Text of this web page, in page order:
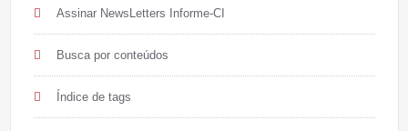
Assinar NewsLetters Informe-CI
Busca por conteúdos
Índice de tags